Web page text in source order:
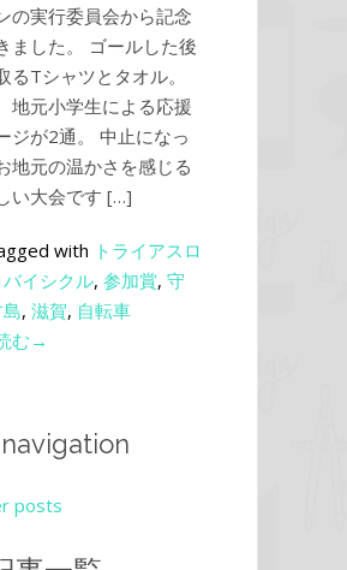
の実行委員会から記念
ました。 ゴールした後
るTシャツとタオル。
地元小学生による応援
ジが2通。 中止になっ
地元の温かさを感じる
い大会です […]
with トライアスロ
バイシクル, 参加賞, 守
, 滋賀, 自転車
む→
posts